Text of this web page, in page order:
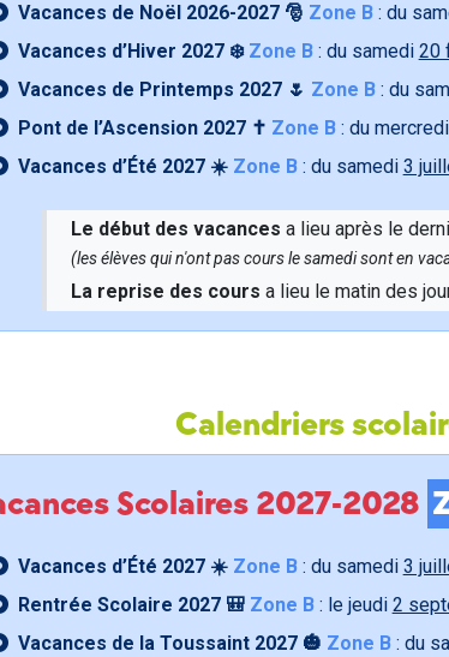
Vacances de Noël 2026-2027 🎅 Zone B: du
Vacances d’Hiver 2027 ❄️ Zone B: du samedi 20
Vacances de Printemps 2027 🌷 Zone B: du
Pont de l’Ascension 2027 ✝️ Zone B: du mercredi
Vacances d’Été 2027 ☀️ Zone B: du samedi 3
Le début des vacances a lieu après le
(les élèves qui n'ont pas cours le samedi sont en
La reprise des cours a lieu le matin des
Calendriers
Scolaires 2027-2028
Vacances d’Été 2027 ☀️ Zone B: du samedi 3
Rentrée Scolaire 2027 🎒 Zone B: le jeudi 2
Vacances de la Toussaint 2027 🎃 Zone B: du